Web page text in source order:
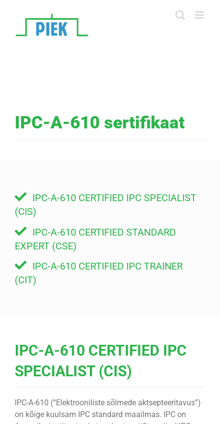
IPC-A-610 sertifikaat
IPC-A-610 CERTIFIED IPC SPECIALIST
(CIS)
IPC-A-610 CERTIFIED STANDARD
EXPERT (CSE)
IPC-A-610 CERTIFIED IPC TRAINER
(CIT)
IPC-A-610 CERTIFIED IPC
SPECIALIST (CIS)
IPC-A-610 (“Elektrooniliste sõlmede aktsepteeritavus”)
on kõige kuulsam IPC standard maailmas. IPC on